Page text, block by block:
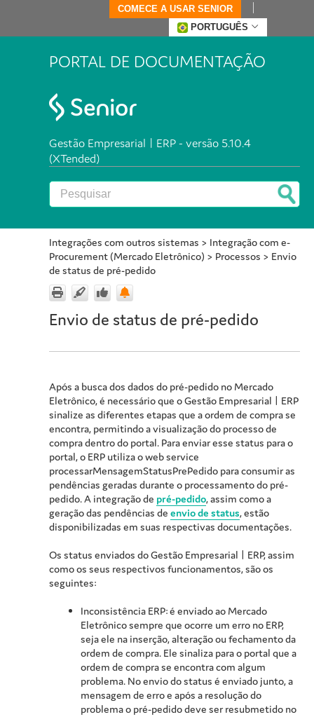
COMECE A USAR SENIOR
PORTUGUÊS
PORTAL DE DOCUMENTAÇÃO
Gestão Empresarial | ERP - versão 5.10.4
(XTended)
Integrações com outros sistemas > Integração com e-
Procurement (Mercado Eletrônico) > Processos > Envio
de status de pré-pedido
Envio de status de pré-pedido
Após a busca dos dados do pré-pedido no Mercado
Eletrônico, é necessário que oGestão Empresarial | ERP
sinalize as diferentes etapas que a ordem de compra se
encontra, permitindo a visualização do processo de
compra dentro do portal. Para enviar esse status para o
portal, o ERP utiliza o web service
processarMensagemStatusPrePedido para consumir as
pendências geradas durante o processamento do pré-
pedido. A integração de pré-pedido, assim como a
geração das pendências de envio de status, estão
disponibilizadas em suas respectivas documentações.
Os status enviados doGestão Empresarial | ERP, assim
como os seus respectivos funcionamentos, são os
seguintes:
Inconsistência ERP: é enviado ao Mercado
Eletrônico sempre que ocorre um erro no ERP,
seja ele na inserção, alteração ou fechamento da
ordem de compra. Ele sinaliza para o portal que a
ordem de compra se encontra com algum
problema. No envio do status é enviado junto, a
mensagem de erro e após a resolução do
problema o pré-pedido deve ser resubmetido no